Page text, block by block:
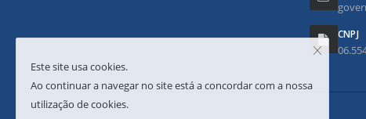
CNPJ
Este site usa cookies.
Ao continuar a navegar no site está a concordar com a nossa
utilização de cookies.